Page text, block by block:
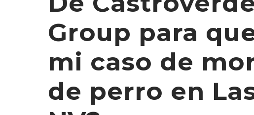
Group para
mi caso de
de perro en